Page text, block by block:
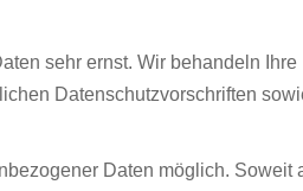
sehr ernst. Wir behandeln Ihre
Datenschutzvorschriften
Daten möglich. Soweit